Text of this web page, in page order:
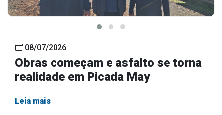
08/07/2026
Obras começam e asfalto se torna
realidade em Picada May
Leia mais